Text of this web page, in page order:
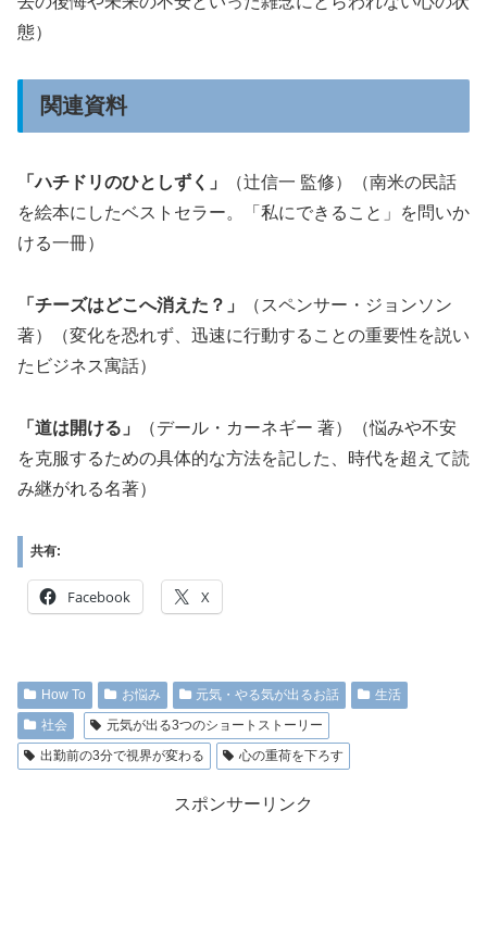
態）
関連資料
「ハチドリのひとしずく」
（辻信一 監修）（南米の民話
を絵本にしたベストセラー。「私にできること」を問いか
ける一冊）
「チーズはどこへ消えた？」
（スペンサー・ジョンソン
著）（変化を恐れず、迅速に行動することの重要性を説い
たビジネス寓話）
「道は開ける」
（デール・カーネギー 著）（悩みや不安
を克服するための具体的な方法を記した、時代を超えて読
み継がれる名著）
共有:
Facebook X
How To お悩み 元気・やる気が出るお話
生活
社会
元気が出る3つのショートストーリー
出勤前の3分で視界が変わる
心の重荷を下ろす
スポンサーリンク